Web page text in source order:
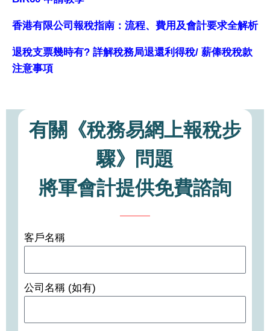
香港有限公司報稅指南：流程、費用及會計要求全解析
退稅支票幾時有? 詳解稅務局退還利得稅/ 薪俸稅稅款
注意事項
有關《稅務易網上報稅步
驟》問題
將軍會計提供免費諮詢
客戶名稱
公司名稱 (如有)